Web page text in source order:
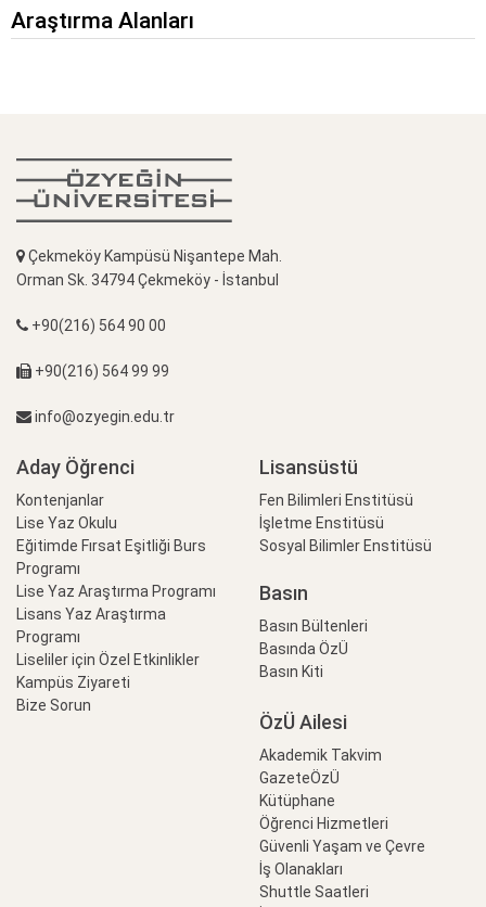
Araştırma Alanları
Çekmeköy Kampüsü Nişantepe Mah.
Orman Sk. 34794 Çekmeköy - İstanbul
+90(216) 564 90 00
+90(216) 564 99 99
info@ozyegin.edu.tr
Aday Öğrenci
Kontenjanlar
Lise Yaz Okulu
Eğitimde Fırsat Eşitliği Burs
Programı
Lise Yaz Araştırma Programı
Lisans Yaz Araştırma
Programı
Liseliler için Özel Etkinlikler
Kampüs Ziyareti
Bize Sorun
Lisansüstü
Fen Bilimleri Enstitüsü
İşletme Enstitüsü
Sosyal Bilimler Enstitüsü
Basın
Basın Bültenleri
Basında ÖzÜ
Basın Kiti
ÖzÜ Ailesi
Akademik Takvim
GazeteÖzÜ
Kütüphane
Öğrenci Hizmetleri
Güvenli Yaşam ve Çevre
İş Olanakları
Shuttle Saatleri